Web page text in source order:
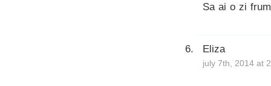
Sa ai o zi
Eliza
july 7th, 2014 at